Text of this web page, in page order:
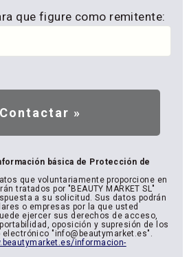
que figure como remitente:
básica de Protección de
que voluntariamente proporcione en
tratados por "BEAUTY MARKET SL"
a su solicitud. Sus datos podrán
o empresas por la que usted
ejercer sus derechos de acceso,
oposición y supresión de los
"info@beautymarket.es".
informacion-